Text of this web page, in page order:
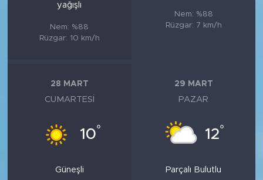
yağışlı
Nem: %88
Rüzgar: 10 km/h
Nem: %88
Rüzgar: 7 km/h
28 MART
CUMARTESI
10°
Güneşli
29 MART
PAZAR
12°
Parçalı Bulutlu